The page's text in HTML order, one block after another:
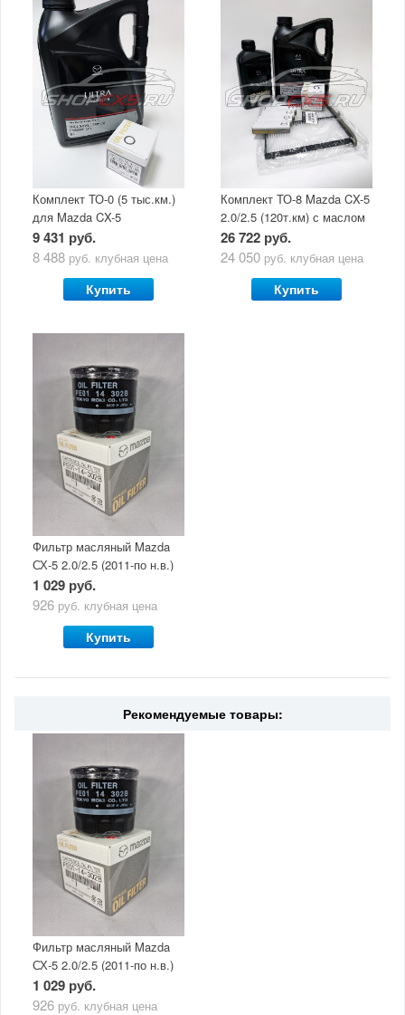
Комплект ТО-0 (5 тыс.км.)
для Mazda CX-5
(двигатель 2.0/2.5) с
маслом Mazda Original Oil
9 431 руб.
8 488 руб. клубная цена
Купить
Комплект ТО-8 Mazda CX-5
2.0/2.5 (120т.км) с маслом
Mazda Original Oil Ultra
5W30
26 722 руб.
24 050 руб. клубная цена
Купить
Фильтр масляный Mazda
СХ-5 2.0/2.5 (2011-по н.в.)
1 029 руб.
926 руб. клубная цена
Купить
Рекомендуемые товары:
Фильтр масляный Mazda
СХ-5 2.0/2.5 (2011-по н.в.)
1 029 руб.
926 руб. клубная цена